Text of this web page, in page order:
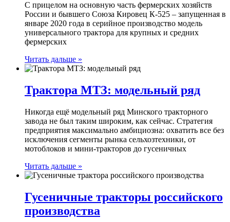
С прицелом на основную часть фермерских хозяйств
России и бывшего Союза Кировец К-525 – запущенная в
январе 2020 года в серийное производство модель
универсального трактора для крупных и средних
фермерских
Читать дальше »
Трактора МТЗ: модельный ряд
Никогда ещё модельный ряд Минского тракторного
завода не был таким широким, как сейчас. Стратегия
предприятия максимально амбициозна: охватить все без
исключения сегменты рынка сельхозтехники, от
мотоблоков и мини-тракторов до гусеничных
Читать дальше »
Гусеничные тракторы российского
производства